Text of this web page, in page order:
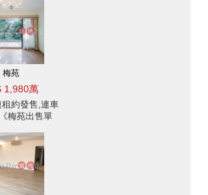
梅苑
1,980萬
約發售,連車
梅苑出售單